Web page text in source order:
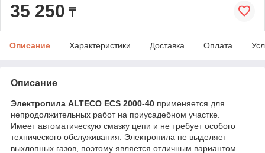
35 250 ₸
Описание Характеристики Доставка Оплата
Описание
Электропила ALTECO ECS 2000-40 применяется для
непродолжительных работ на приусадебном участке.
Имеет автоматическую смазку цепи и не требует особого
технического обслуживания. Электропила не выделяет
выхлопных газов, поэтому является отличным вариантом